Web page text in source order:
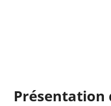
Présentation